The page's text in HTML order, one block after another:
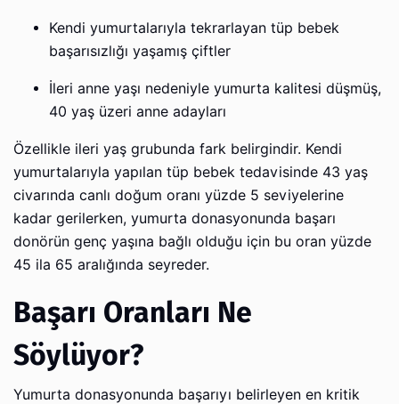
Kendi yumurtalarıyla tekrarlayan tüp bebek
başarısızlığı yaşamış çiftler
İleri anne yaşı nedeniyle yumurta kalitesi düşmüş,
40 yaş üzeri anne adayları
Özellikle ileri yaş grubunda fark belirgindir. Kendi
yumurtalarıyla yapılan tüp bebek tedavisinde 43 yaş
civarında canlı doğum oranı yüzde 5 seviyelerine
kadar gerilerken, yumurta donasyonunda başarı
donörün genç yaşına bağlı olduğu için bu oran yüzde
45 ila 65 aralığında seyreder.
Başarı Oranları Ne
Söylüyor?
Yumurta donasyonunda başarıyı belirleyen en kritik